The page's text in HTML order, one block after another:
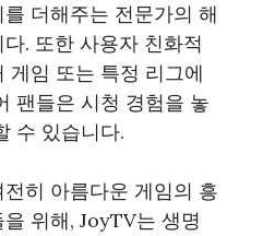
더해주는 전문가의 해
. 또한 사용자 친화적
게임 또는 특정 리그에
팬들은 시청 경험을 놓
수 있습니다.
히 아름다운 게임의 흥
위해, JoyTV는 생명